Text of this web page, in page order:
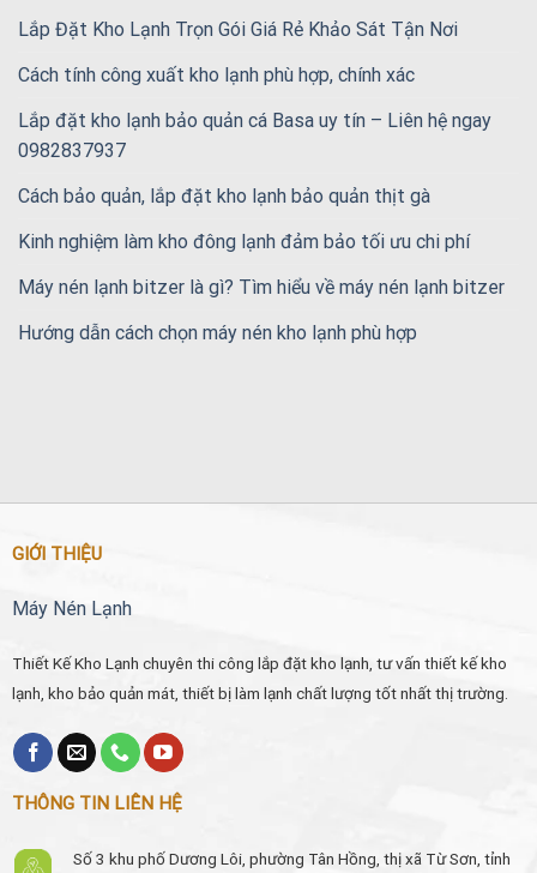
Lắp Đặt Kho Lạnh Trọn Gói Giá Rẻ Khảo Sát Tận Nơi
Cách tính công xuất kho lạnh phù hợp, chính xác
Lắp đặt kho lạnh bảo quản cá Basa uy tín – Liên hệ ngay
0982837937
Cách bảo quản, lắp đặt kho lạnh bảo quản thịt gà
Kinh nghiệm làm kho đông lạnh đảm bảo tối ưu chi phí
Máy nén lạnh bitzer là gì? Tìm hiểu về máy nén lạnh bitzer
Hướng dẫn cách chọn máy nén kho lạnh phù hợp
GIỚI THIỆU
Máy Nén Lạnh
Thiết Kế Kho Lạnh chuyên thi công lắp đặt kho lạnh, tư vấn thiết kế kho
lạnh, kho bảo quản mát, thiết bị làm lạnh chất lượng tốt nhất thị trường.
THÔNG TIN LIÊN HỆ
Số 3 khu phố Dương Lôi, phường Tân Hồng, thị xã Từ Sơn, tỉnh